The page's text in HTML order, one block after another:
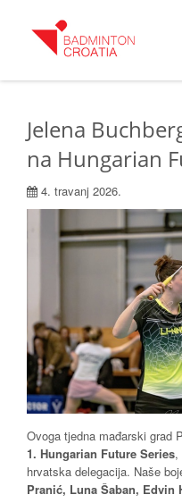
Jelena
na Hungarian
4. travanj 2026.
Ovoga tjedna mađarski grad
1. Hungarian Future Series,
hrvatska delegacija. Naše
Pranić, Luna Šaban,